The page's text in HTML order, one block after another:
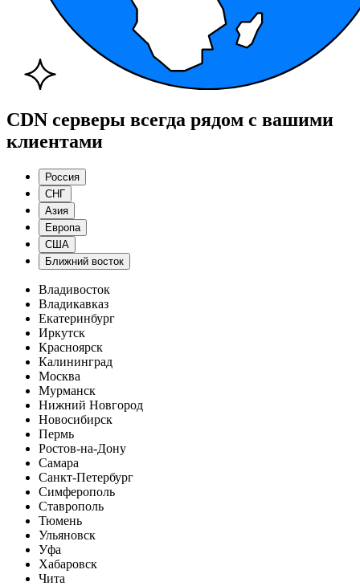
CDN серверы всегда рядом с вашими
клиентами
Россия
СНГ
Азия
Европа
США
Ближний восток
Владивосток
Владикавказ
Екатеринбург
Иркутск
Красноярск
Калининград
Москва
Мурманск
Нижний Новгород
Новосибирск
Пермь
Ростов-на-Дону
Самара
Санкт-Петербург
Симферополь
Ставрополь
Тюмень
Ульяновск
Уфа
Хабаровск
Чита